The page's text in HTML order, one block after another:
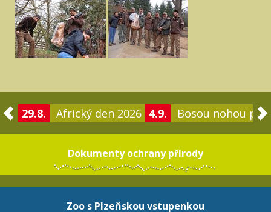
29.8. Africký den 2026 4.9. Bosou nohou po
Dokumenty ochrany přírody
Zoo s Plzeňskou vstupenkou